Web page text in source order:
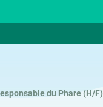
du Phare (H/F)